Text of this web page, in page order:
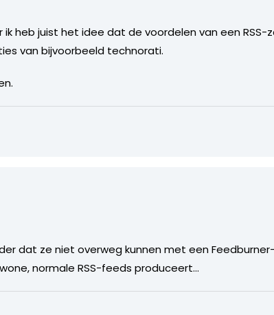
ik heb juist het idee dat de voordelen van een
van bijvoorbeeld technorati.
dat ze niet overweg kunnen met een
normale RSS-feeds produceert…